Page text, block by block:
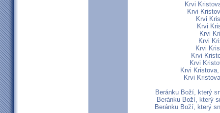
Krvi
Krvi
Krvi
Krvi
Krvi
Krvi
Krvi
Krvi
Krvi
Krvi
Krvi
Beránku Boží, který
Beránku Boží, který
Beránku Boží, který